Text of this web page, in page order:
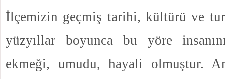
İlçemizin geçmiş tarihi, kültürü ve
yüzyıllar boyunca bu yöre
ekmeği, umudu, hayali olmuştur.